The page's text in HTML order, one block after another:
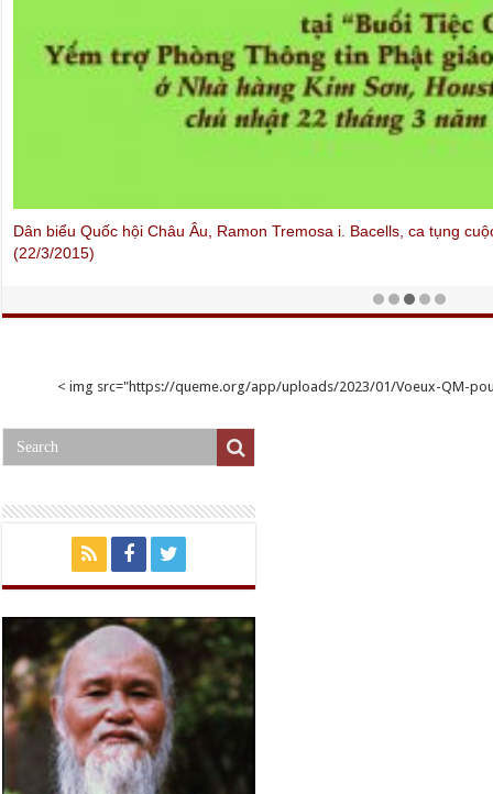
Dân biểu Quốc hội Châu Âu, Ramon Tremosa i. Bacells, ca tụng
(22/3/2015)
< img src="https://queme.org/app/uploads/2023/01/Voeux-QM-